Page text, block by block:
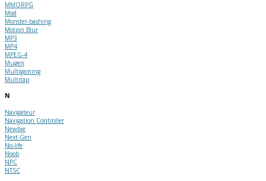
MMORPG
Mod
Monster-bashing
Motion Blur
MP3
MP4
MPEG-4
Mugen
Multigaming
Multitap
N
Navigateur
Navigation Controller
Newbie
Next-Gen
No-life
Noob
NPC
NTSC